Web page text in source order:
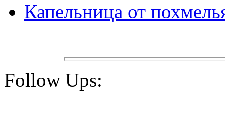
Капельница от
Follow Ups: